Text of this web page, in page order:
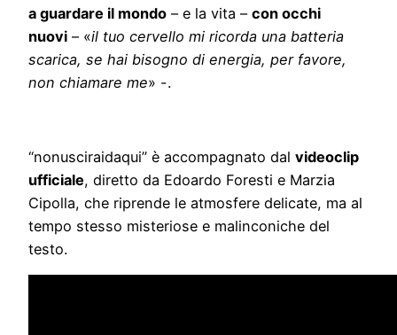
a guardare il mondo – e la vita – con occhi
nuovi – «il tuo cervello mi ricorda una batteria
scarica, se hai bisogno di energia, per favore,
non chiamare me» -.
“nonusciraidaqui” è accompagnato dal videoclip
ufficiale, diretto da Edoardo Foresti e Marzia
Cipolla, che riprende le atmosfere delicate, ma al
tempo stesso misteriose e malinconiche del
testo.